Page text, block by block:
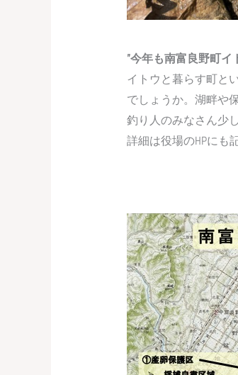
”今年も南富良野町
イトウと暮らす町と
でしょうか。湖畔や
釣り人のみなさん少
詳細は役場のHPにも